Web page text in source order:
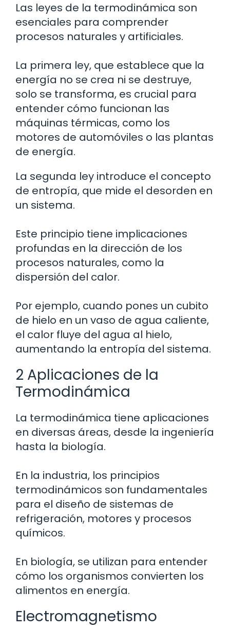
Las leyes de la termodinámica son
esenciales para comprender
procesos naturales y artificiales.
La primera ley, que establece que la
energía no se crea ni se destruye,
solo se transforma, es crucial para
entender cómo funcionan las
máquinas térmicas, como los
motores de automóviles o las plantas
de energía.
La segunda ley introduce el concepto
de entropía, que mide el desorden en
un sistema.
Este principio tiene implicaciones
profundas en la dirección de los
procesos naturales, como la
dispersión del calor.
Por ejemplo, cuando pones un cubito
de hielo en un vaso de agua caliente,
el calor fluye del agua al hielo,
aumentando la entropía del sistema.
2 Aplicaciones de la
Termodinámica
La termodinámica tiene aplicaciones
en diversas áreas, desde la ingeniería
hasta la biología.
En la industria, los principios
termodinámicos son fundamentales
para el diseño de sistemas de
refrigeración, motores y procesos
químicos.
En biología, se utilizan para entender
cómo los organismos convierten los
alimentos en energía.
Electromagnetismo